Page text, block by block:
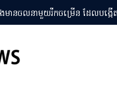
2025 នៅតំបន់Osaka Kansai